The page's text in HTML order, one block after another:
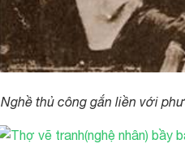
Nghề thủ công gắn liền với